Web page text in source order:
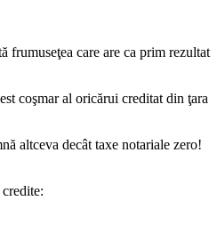
frumuseţea care are ca prim rezultat
coşmar al oricărui creditat din ţara
altceva decât taxe notariale zero!